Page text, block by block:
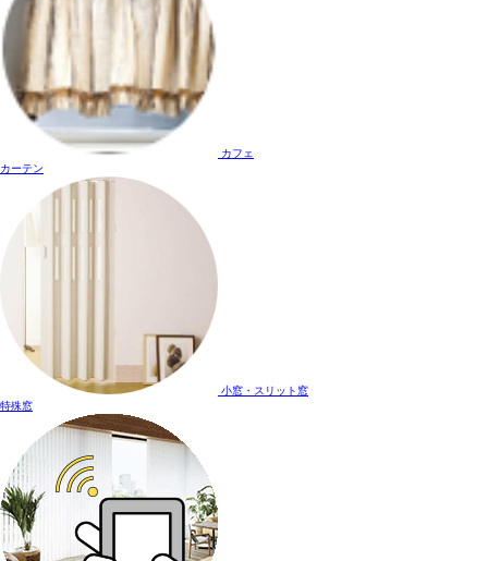
カフェ
カーテン
小窓・スリット窓
特殊窓